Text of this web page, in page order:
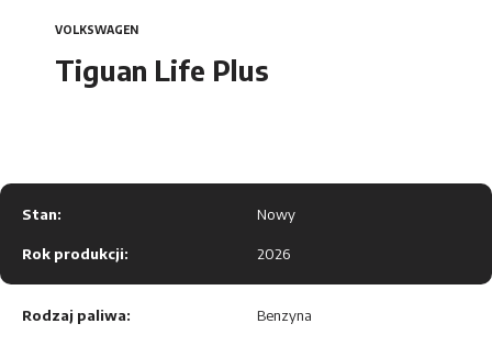
VOLKSWAGEN
Tiguan Life Plus
Stan: Nowy
Rok produkcji: 2026
Rodzaj paliwa: Benzyna
Taigo
T-Cross
Polo
Golf
DS Automobiles
Opel
Peugeot
Car Detailing